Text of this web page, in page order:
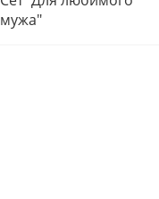
мужа"